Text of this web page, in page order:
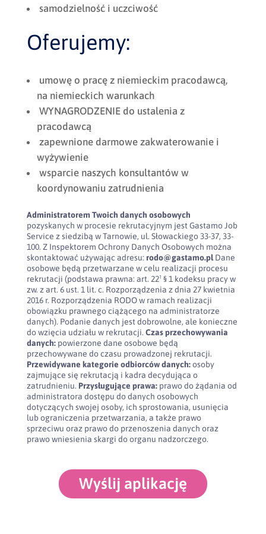
samodzielność i uczciwość
Oferujemy:
umowę o pracę z niemieckim pracodawcą,
na niemieckich warunkach
WYNAGRODZENIE do ustalenia z
pracodawcą
zapewnione darmowe zakwaterowanie i
wyżywienie
wsparcie naszych konsultantów w
koordynowaniu zatrudnienia
Administratorem Twoich danych osobowych
pozyskanych w procesie rekrutacyjnym jest Gastamo Job
Service z siedzibą w Tarnowie, ul. Słowackiego 33-37, 33-
100. Z Inspektorem Ochrony Danych Osobowych można
skontaktować używając adresu: rodo@gastamo.plDane
osobowe będą przetwarzane w celu realizacji procesu
rekrutacji (podstawa prawna: art. 22¹ § 1 kodeksu pracy w
zw. z art. 6 ust. 1 lit. c. Rozporządzenia z dnia 27 kwietnia
2016 r. Rozporządzenia RODO w ramach realizacji
obowiązku prawnego ciążącego na administratorze
danych). Podanie danych jest dobrowolne, ale konieczne
do wzięcia udziału w rekrutacji. Czas przechowywania
danych:powierzone dane osobowe będą
przechowywane do czasu prowadzonej rekrutacji.
Przewidywane kategorie odbiorców danych:osoby
zajmujące się rekrutacją i kadra decydująca o
zatrudnieniu. Przysługujące prawa:prawo do żądania od
administratora dostępu do danych osobowych
dotyczących swojej osoby, ich sprostowania, usunięcia
lub ograniczenia przetwarzania, a także prawo
sprzeciwu oraz prawo do przenoszenia danych oraz
prawo wniesienia skargi do organu nadzorczego.
Wyślij aplikację